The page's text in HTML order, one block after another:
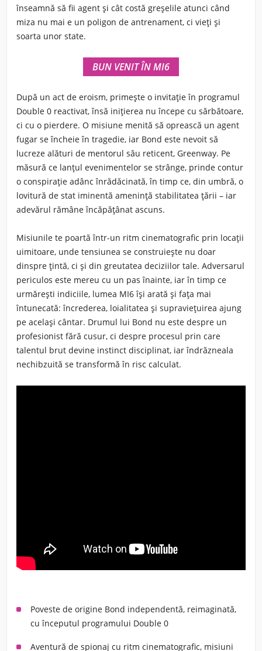
înseamnă să fii agent și cât costă greșelile atunci când
miza nu mai e un poligon de antrenament, ci vieți și
soarta unor state.
BUN VENIT ÎN MI6
După un act de eroism, primește o invitație în programul
Double 0 reactivat, însă inițierea nu începe cu sărbătoare,
ci cu o pierdere. O misiune menită să oprească un agent
fugar se încheie în tragedie, iar Bond este nevoit să
lucreze alături de mentorul său reticent, Greenway. Pe
măsură ce lanțul evenimentelor se strânge, prinde contur
o conspirație adânc înrădăcinată, în timp ce, din umbră, o
lovitură de stat iminentă amenință stabilitatea țării – iar
adevărul rămâne încăpățânat ascuns.
Misiunile te poartă într-un ritm cinematografic prin locații
uimitoare, unde tensiunea se construiește nu doar
dinspre țintă, ci și din greutatea deciziilor tale. Adversarul
periculos este mereu cu un pas înainte, iar în timp ce
urmărești indiciile, lumea MI6 își arată și fața mai
întunecată: încrederea, loialitatea și supraviețuirea ajung
pe același cântar. Drumul lui Bond nu este despre un
profesionist fără cusur, ci despre procesul prin care
talentul brut devine instinct disciplinat, iar îndrăzneala
nechibzuită se transformă în risc calculat.
Poveste de origine Bond independentă, reimaginată,
cu începutul programului Double 0
Aventură de spionaj cu ritm cinematografic, misiuni